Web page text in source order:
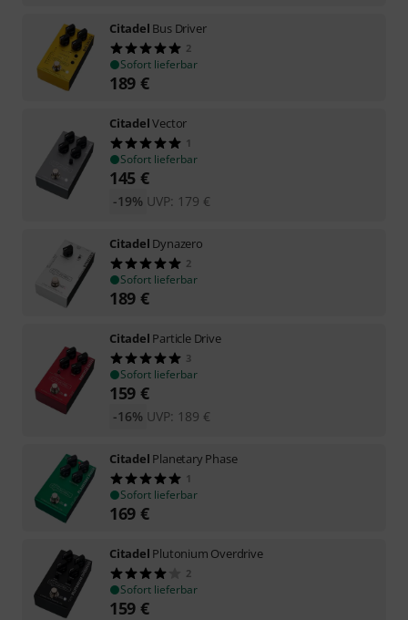
Citadel Bus Driver
2
Sofort lieferbar
189 €
CitadelVector
1
Sofort lieferbar
145 €
UVP: 179 €
-19%
Citadel Dynazero
2
Sofort lieferbar
189 €
Citadel Particle Drive
3
Sofort lieferbar
159 €
UVP: 189 €
-16%
Citadel Planetary Phase
1
Sofort lieferbar
169 €
Citadel Plutonium Overdrive
2
Sofort lieferbar
159 €